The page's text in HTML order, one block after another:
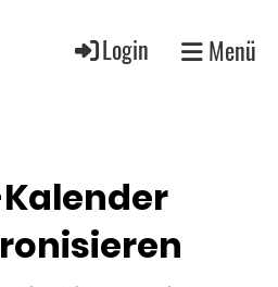
Login Menü